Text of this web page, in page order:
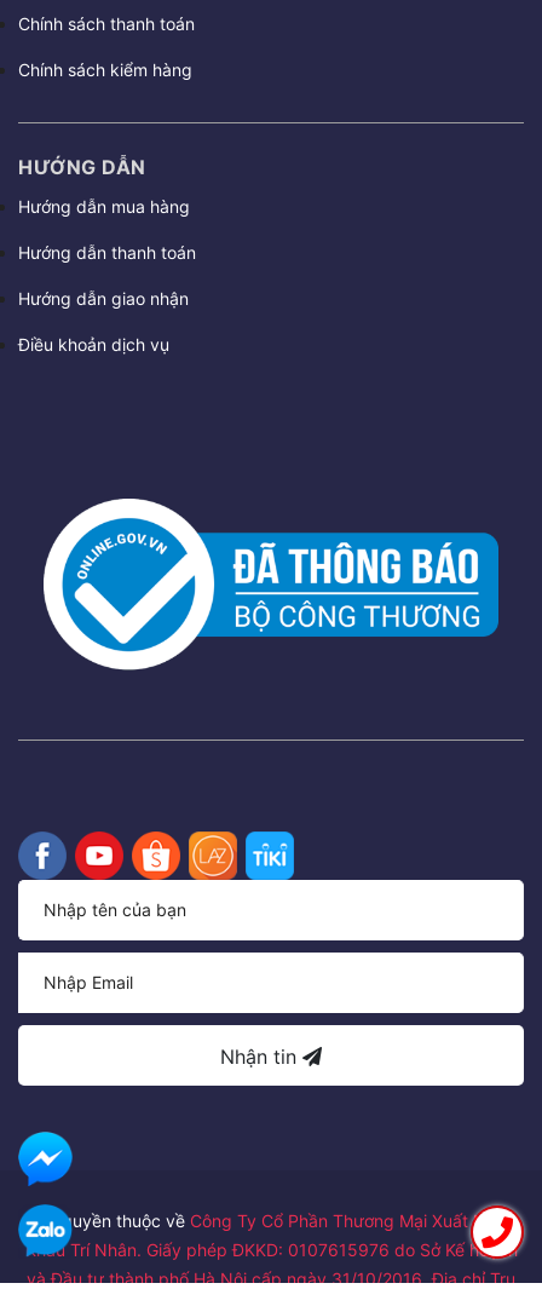
Chính sách thanh toán
Chính sách kiểm hàng
HƯỚNG DẪN
Hướng dẫn mua hàng
Hướng dẫn thanh toán
Hướng dẫn giao nhận
Điều khoản dịch vụ
Nhận tin
Bản quyền thuộc về Công Ty Cổ Phần Thương Mại Xuất Nhập
Khẩu Trí Nhân. Giấy phép ĐKKD: 0107615976 do Sở Kế hoạch
và Đầu tư thành phố Hà Nội cấp ngày 31/10/2016. Địa chỉ Trụ